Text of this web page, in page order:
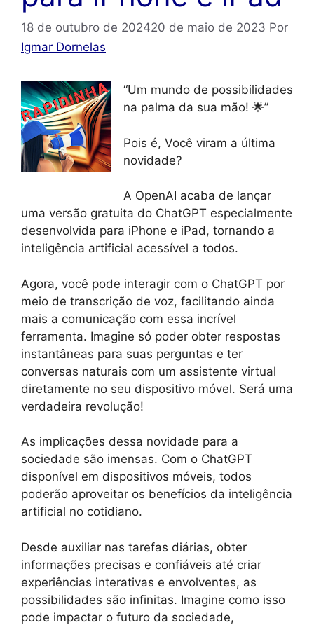
18 de outubro de 202420 de maio de 2023 Por
Igmar Dornelas
“Um mundo de possibilidades
na palma da sua mão! 🌟”
Pois é, Você viram a última
novidade?
A OpenAI acaba de lançar
uma versão gratuita do ChatGPT especialmente
desenvolvida para iPhone e iPad, tornando a
inteligência artificial acessível a todos.
Agora, você pode interagir com o ChatGPT por
meio de transcrição de voz, facilitando ainda
mais a comunicação com essa incrível
ferramenta. Imagine só poder obter respostas
instantâneas para suas perguntas e ter
conversas naturais com um assistente virtual
diretamente no seu dispositivo móvel. Será uma
verdadeira revolução!
As implicações dessa novidade para a
sociedade são imensas. Com o ChatGPT
disponível em dispositivos móveis, todos
poderão aproveitar os benefícios da inteligência
artificial no cotidiano.
Desde auxiliar nas tarefas diárias, obter
informações precisas e confiáveis até criar
experiências interativas e envolventes, as
possibilidades são infinitas. Imagine como isso
pode impactar o futuro da sociedade,